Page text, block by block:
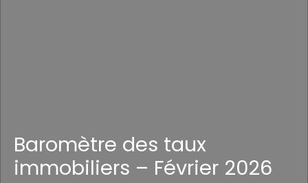
Baromètre des taux
immobiliers – Février 2026